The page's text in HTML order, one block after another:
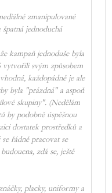
zmanipulované
jednoduchá
kampaň jednoduše byla
svým způsobem
každopádně je ale
byla "prázdná" a aspoň
skupiny". (Nedělám
by podobně úspěšnou
dostatek prostředků a
řádně pracovat se
zdá se, ještě
placky, uniformy a